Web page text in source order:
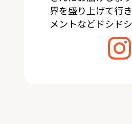
界を盛り上げて行
メントなどドシドシ